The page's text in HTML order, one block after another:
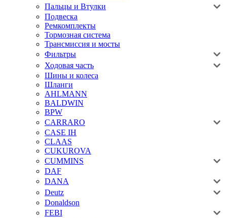
Пальцы и Втулки
Подвеска
Ремкомплекты
Тормозная система
Трансмиссия и мосты
Фильтры
Ходовая часть
Шины и колеса
Шланги
AHLMANN
BALDWIN
BPW
CARRARO
CASE IH
CLAAS
CUKUROVA
CUMMINS
DAF
DANA
Deutz
Donaldson
FEBI